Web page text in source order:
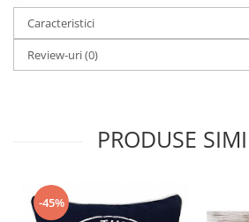
Caracteristici
Review-uri(0)
PRODUSE
-45%